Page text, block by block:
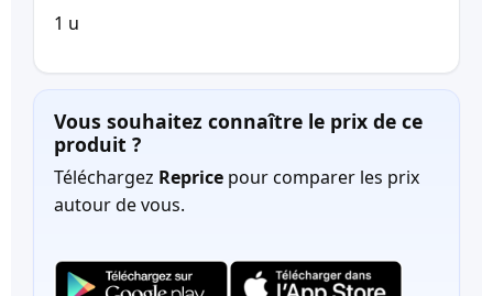
1 u
Vous souhaitez connaître le prix de ce
produit ?
Téléchargez Reprice pour comparer les prix
autour de vous.